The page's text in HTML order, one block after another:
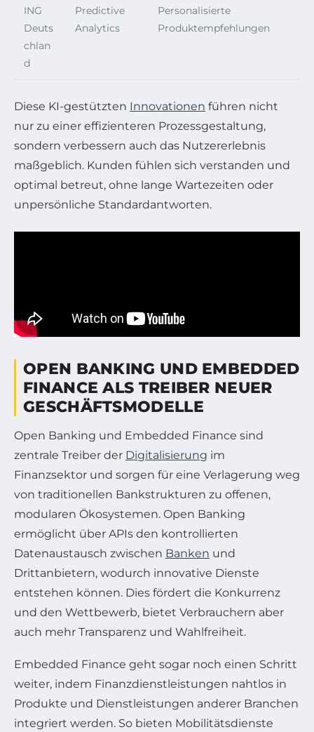
ING
Deuts
chlan
d
Predictive
Analytics
Personalisierte
Produktempfehlungen
Diese KI-gestützten Innovationen führen nicht
nur zu einer effizienteren Prozessgestaltung,
sondern verbessern auch das Nutzererlebnis
maßgeblich. Kunden fühlen sich verstanden und
optimal betreut, ohne lange Wartezeiten oder
unpersönliche Standardantworten.
OPEN BANKING UND EMBEDDED
FINANCE ALS TREIBER NEUER
GESCHÄFTSMODELLE
Open Banking und Embedded Finance sind
zentrale Treiber der Digitalisierung im
Finanzsektor und sorgen für eine Verlagerung weg
von traditionellen Bankstrukturen zu offenen,
modularen Ökosystemen. Open Banking
ermöglicht über APIs den kontrollierten
Datenaustausch zwischen Banken und
Drittanbietern, wodurch innovative Dienste
entstehen können. Dies fördert die Konkurrenz
und den Wettbewerb, bietet Verbrauchern aber
auch mehr Transparenz und Wahlfreiheit.
Embedded Finance geht sogar noch einen Schritt
weiter, indem Finanzdienstleistungen nahtlos in
Produkte und Dienstleistungen anderer Branchen
integriert werden. So bieten Mobilitätsdienste